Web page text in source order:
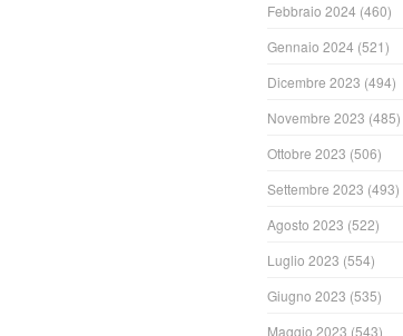
Febbraio 2024 (460)
Gennaio 2024 (521)
Dicembre 2023 (494)
Novembre 2023 (485)
Ottobre 2023 (506)
Settembre 2023 (493)
Agosto 2023 (522)
Luglio 2023 (554)
Giugno 2023 (535)
Maggio 2023 (543)